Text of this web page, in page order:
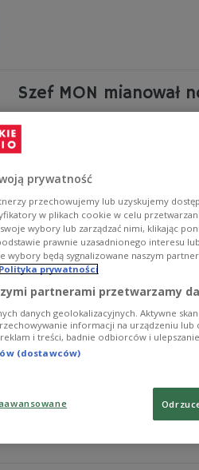
Szef MON mianował
Władysław Kosiniak-Kamysz
Polskim Przedstawicielem
POLSKIE RADIO 24 Koniec
Akademia Sztuki Wojennej
żonglowanie szpadą nie
wskazując na nowe szersze
prywatność
przechowujemy lub uzyskujemy
w plikach cookie w celu
wybory lub zarządzać nimi, klikając
prawnie uzasadnionego interesu
wybory będą sygnalizowane naszym
Polityka prywatności
partnerami przetwarzamy
danych geolokalizacyjnych. Aktywne
informacji na urządzeniu
i treści, badnie odbiorców i ulepszanie
(dostawców)